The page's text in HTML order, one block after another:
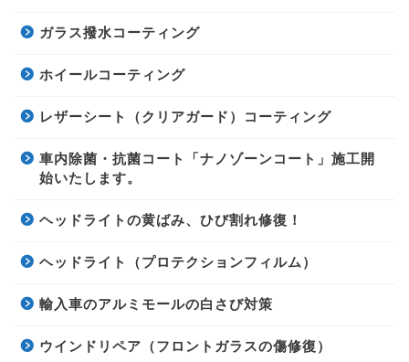
ガラス撥水コーティング
ホイールコーティング
レザーシート（クリアガード）コーティング
車内除菌・抗菌コート「ナノゾーンコート」施工開
始いたします。
ヘッドライトの黄ばみ、ひび割れ修復！
ヘッドライト（プロテクションフィルム）
輸入車のアルミモールの白さび対策
ウインドリペア（フロントガラスの傷修復）